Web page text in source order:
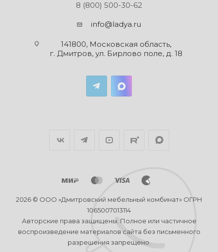
8 (800) 500-30-62
info@ladya.ru
141800, Московская область,
г. Дмитров, ул. Бирлово поле, д. 18
2026 © ООО «Дмитровский мебельный комбинат» ОГРН
1065007013114
Авторские права защищены. Полное или частичное
воспроизведение материалов сайта без письменного
разрешения запрещено.